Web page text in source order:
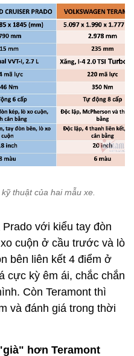
thuật của hai mẫu xe.
với kiểu tay đòn
cuộn ở cầu trước và lò
bên liên kết 4 điểm ở
cực kỳ êm ái, chắc chắn
Còn Teramont thì
và đánh giá trong thời
hơn Teramont